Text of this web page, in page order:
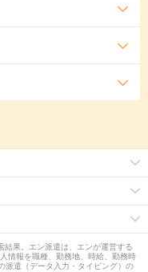
果。エン派遣は、エンが運営する
情報を職種、勤務地、時給、勤務時
派遣（データ入力・タイピング）の